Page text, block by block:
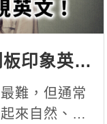
印象英文
語
難，但通常
來自然、尊